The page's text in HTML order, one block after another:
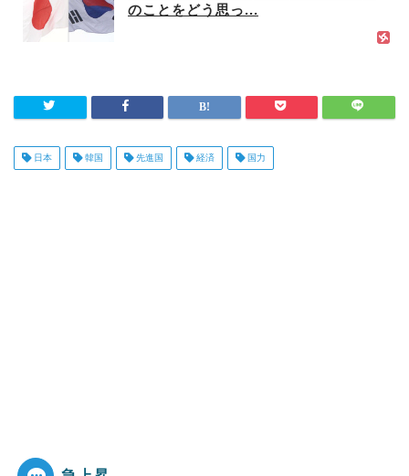
のことをどう思っ...
日本 韓国 先進国 経済 国力